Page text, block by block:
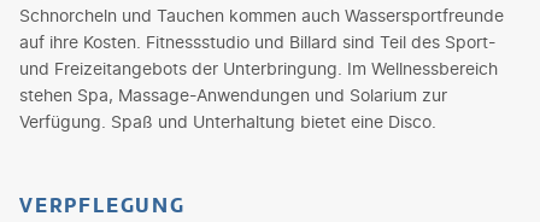
Schnorcheln und Tauchen kommen auch Wassersportfreunde
auf ihre Kosten. Fitnessstudio und Billard sind Teil des Sport-
und Freizeitangebots der Unterbringung. Im Wellnessbereich
stehen Spa, Massage-Anwendungen und Solarium zur
Verfügung. Spaß und Unterhaltung bietet eine Disco.
VERPFLEGUNG